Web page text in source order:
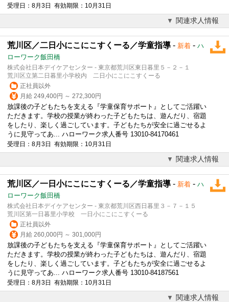
受理日：8月3日 有効期限：10月31日
関連求人情報
荒川区／二日小にこにこすくーる／学童指導 - 新着 - ハ
ローワーク飯田橋
株式会社日本デイケアセンター - 東京都荒川区東日暮里５－２－１
荒川区立第二日暮里小学校内 二日小にこにこすくーる
正社員以外
月給 249,400円 ～ 272,300円
放課後の子どもたちを支える『学童保育サポート』としてご活躍い
ただきます。学校の授業が終わった子どもたちは、遊んだり、宿題
をしたり、楽しく過ごしています。子どもたちが安全に過ごせるよ
うに見守ってあ... ハローワーク求人番号 13010-84170461
受理日：8月3日 有効期限：10月31日
関連求人情報
荒川区／一日小にこにこすくーる／学童指導 - 新着 - ハ
ローワーク飯田橋
株式会社日本デイケアセンター - 東京都荒川区西日暮里３－７－１５
荒川区第一日暮里小学校 一日小にこにこすくーる
正社員以外
月給 260,000円 ～ 301,000円
放課後の子どもたちを支える『学童保育サポート』としてご活躍い
ただきます。学校の授業が終わった子どもたちは、遊んだり、宿題
をしたり、楽しく過ごしています。子どもたちが安全に過ごせるよ
うに見守ってあ... ハローワーク求人番号 13010-84187561
受理日：8月3日 有効期限：10月31日
関連求人情報